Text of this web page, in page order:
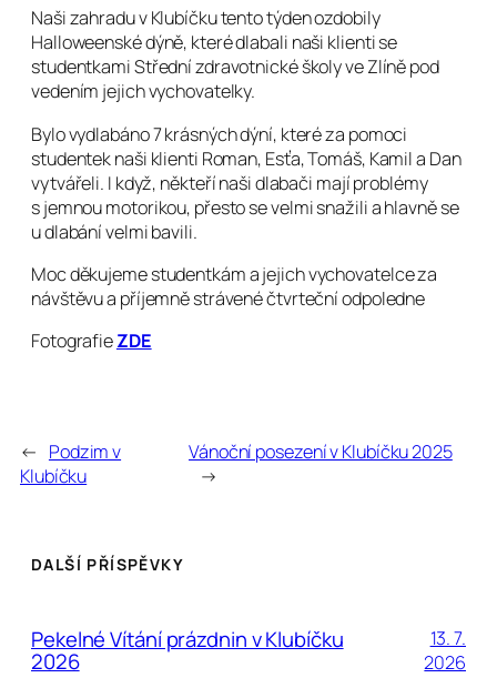
Naši zahradu v Klubíčku tento týden ozdobily
Halloweenské dýně, které dlabali naši klienti se
studentkami Střední zdravotnické školy ve Zlíně pod
vedením jejich vychovatelky.
Bylo vydlabáno 7 krásných dýní, které za pomoci
studentek naši klienti Roman, Esťa, Tomáš, Kamil a Dan
vytvářeli. I když, někteří naši dlabači mají problémy
s jemnou motorikou, přesto se velmi snažili a hlavně se
u dlabání velmi bavili.
Moc děkujeme studentkám a jejich vychovatelce za
návštěvu a příjemně strávené čtvrteční odpoledne
FotografieZDE
← Podzim v
Klubíčku
Vánoční posezení v Klubíčku 2025
→
DALŠÍ PŘÍSPĚVKY
Pekelné Vítání prázdnin v Klubíčku
2026
13. 7.
2026